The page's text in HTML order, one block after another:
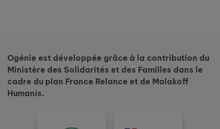
Ogénie est développée grâce à la contribution du
Ministère des Solidarités et des Familles dans le
cadre du plan France Relance et de Malakoff
Humanis.